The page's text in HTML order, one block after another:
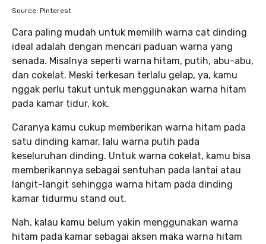
Source: Pinterest
Cara paling mudah untuk memilih warna cat dinding
ideal adalah dengan mencari paduan warna yang
senada. Misalnya seperti warna hitam, putih, abu-abu,
dan cokelat. Meski terkesan terlalu gelap, ya, kamu
nggak perlu takut untuk menggunakan warna hitam
pada kamar tidur, kok.
Caranya kamu cukup memberikan warna hitam pada
satu dinding kamar, lalu warna putih pada
keseluruhan dinding. Untuk warna cokelat, kamu bisa
memberikannya sebagai sentuhan pada lantai atau
langit-langit sehingga warna hitam pada dinding
kamar tidurmu stand out.
Nah, kalau kamu belum yakin menggunakan warna
hitam pada kamar sebagai aksen maka warna hitam